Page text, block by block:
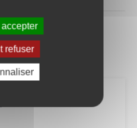
et administrative
accepter
refuser